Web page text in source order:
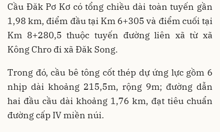
Cầu Đăk Pơ Kơ có tổng chiều dài toàn tuyến gần
1,98 km, điểm đầu tại Km 6+305 và điểm cuối tại
Km 8+280,5 thuộc tuyến đường liên xã từ xã
Kông Chro đi xã Đăk Song.
Trong đó, cầu bê tông cốt thép dự ứng lực gồm 6
nhịp dài khoảng 215,5m, rộng 9m; đường dẫn
hai đầu cầu dài khoảng 1,76 km, đạt tiêu chuẩn
đường cấp IV miền núi.